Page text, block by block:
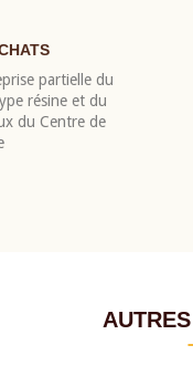
partielle du
résine et du
du Centre de